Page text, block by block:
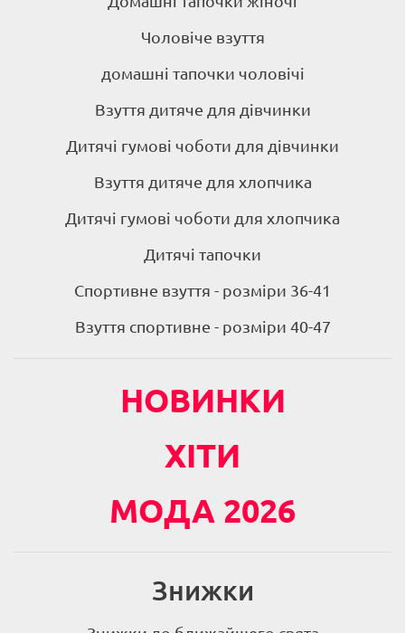
Чоловіче взуття
домашні тапочки чоловічі
Взуття дитяче для дівчинки
Дитячі гумові чоботи для дівчинки
Взуття дитяче для хлопчика
Дитячі гумові чоботи для хлопчика
Дитячі тапочки
Спортивне взуття - розміри 36-41
Взуття спортивне - розміри 40-47
НОВИНКИ
ХІТИ
МОДА 2026
Знижки